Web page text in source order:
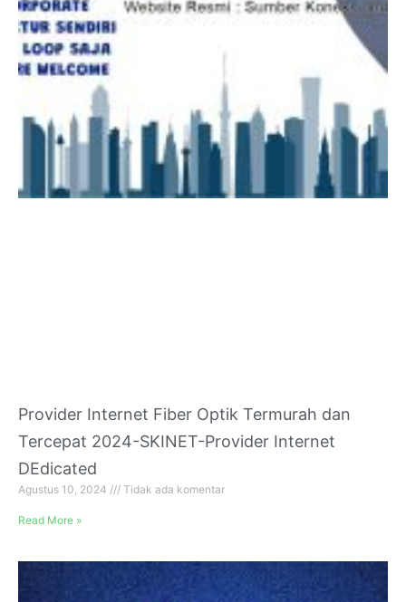
Provider Internet Fiber Optik Termurah dan
Tercepat 2024-SKINET-Provider Internet
DEdicated
Agustus 10, 2024 Tidak ada komentar
Read More »